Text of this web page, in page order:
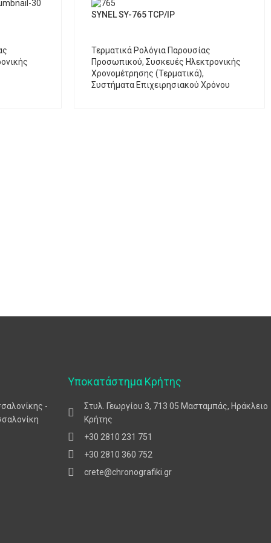
SYNEL SY-765 TCP/IP
Τερματικά Ρολόγια Παρουσίας
Προσωπικού, Συσκευές Ηλεκτρονικής
Χρονομέτρησης (Τερματικά),
Συστήματα Επιχειρησιακού Χρόνου
-
Υποκατάστημα Κρήτης
Στυλ. Γεωργίου 3, 713 05 Μασταμπάς, Ηράκλειο
Κρήτης
+30 2810 231 751
+30 2810 360 752
crete@chronografiki.gr